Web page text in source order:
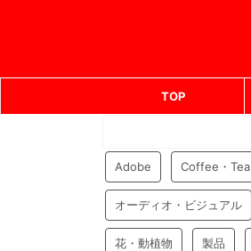
TOP
Adobe Coffee・Tea
オーディオ・ビジュアル
花・動植物 製品